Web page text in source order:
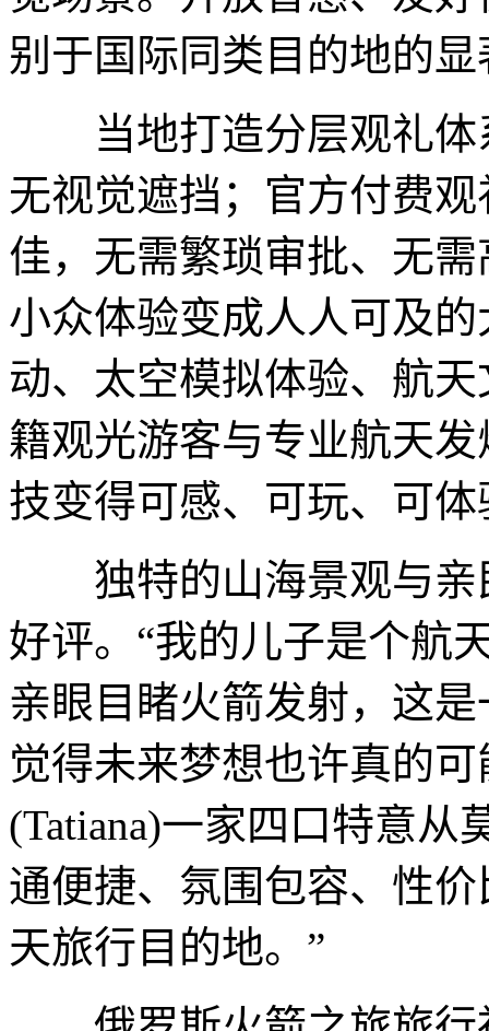
别于国际同类目的地的
当地打造分层观礼体
无视觉遮挡；官方付费
佳，无需繁琐审批、无
小众体验变成人人可及
动、太空模拟体验、航
籍观光游客与专业航天
技变得可感、可玩、可体
独特的山海景观与亲
好评。“我的儿子是个航
亲眼目睹火箭发射，这
觉得未来梦想也许真的
(Tatiana)一家四口特意从
通便捷、氛围包容、性
天旅行目的地。”